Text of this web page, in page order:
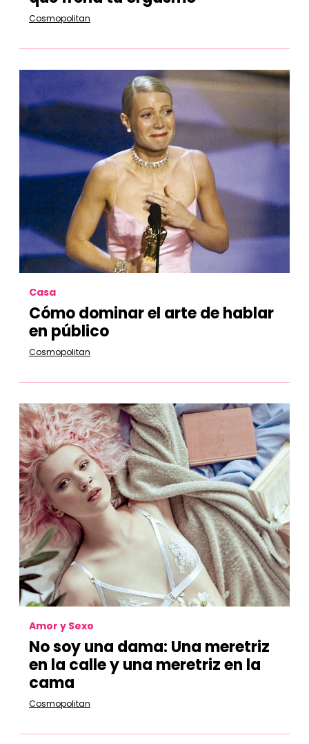
Cosmopolitan
Casa
Cómo dominar el arte de hablar
en público
Cosmopolitan
Amor y Sexo
No soy una dama: Una meretriz
en la calle y una meretriz en la
cama
Cosmopolitan